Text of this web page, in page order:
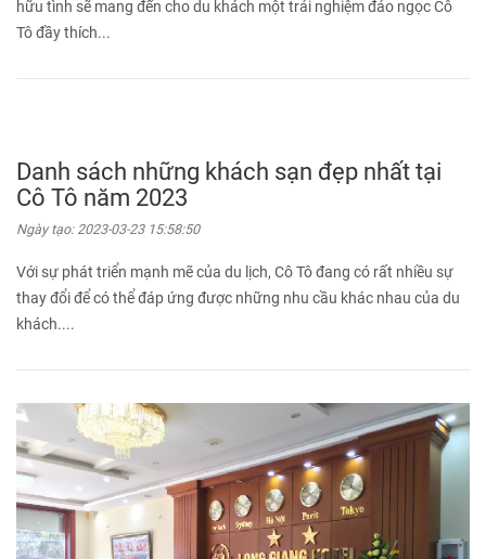
hữu tình sẽ mang đến cho du khách một trải nghiệm đảo ngọc Cô
Tô đầy thích...
Danh sách những khách sạn đẹp nhất tại
Cô Tô năm 2023
Ngày tạo: 2023-03-23 15:58:50
Với sự phát triển mạnh mẽ của du lịch, Cô Tô đang có rất nhiều sự
thay đổi để có thể đáp ứng được những nhu cầu khác nhau của du
khách....